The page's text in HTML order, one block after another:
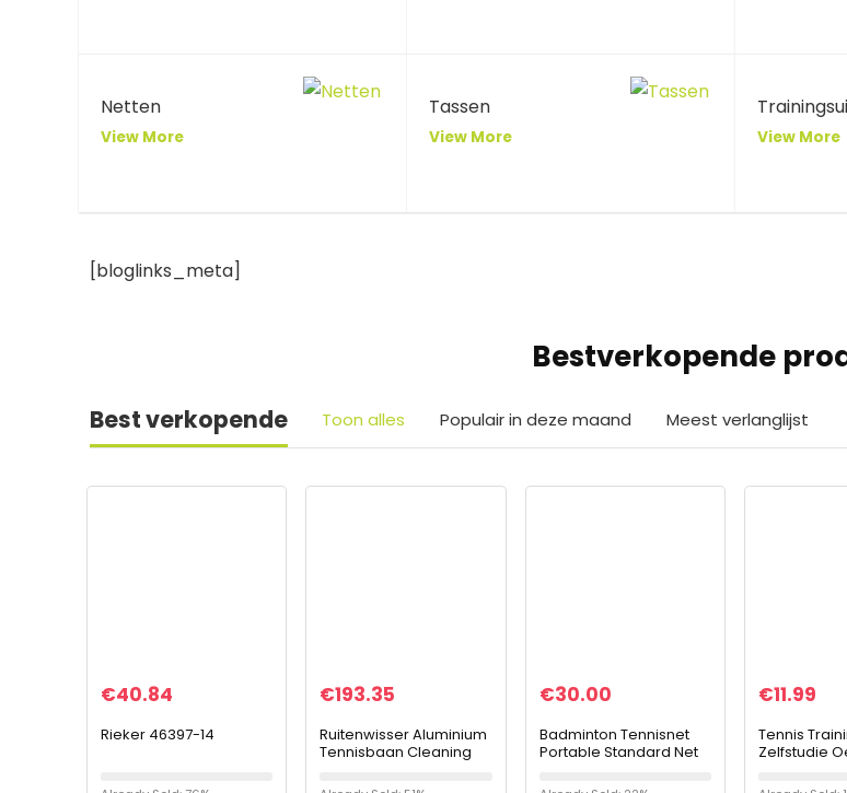
Netten
View More
Tassen
View More View More
[bloglinks_meta]
Bestverkopende
Best verkopende Toon alles Populair in deze maand Meest verlanglijst
€40.84
Rieker 46397-14
€193.35
Ruitenwisser Aluminium
Tennisbaan Cleaning
reinigingsapparatuur,
€30.00
Badminton Tennisnet
Portable Standard Net
Home Folding Simple
€11.99
Tennis
Zelfstudie
met String